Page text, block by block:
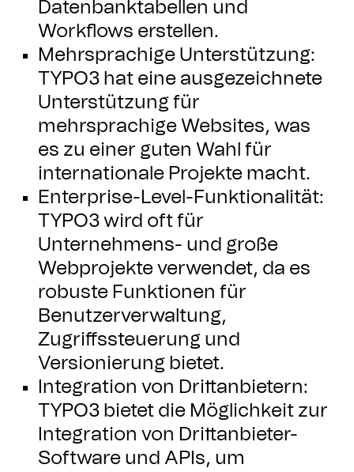
Datenbanktabellen und
Workflows erstellen.
Mehrsprachige Unterstützung:
TYPO3 hat eine ausgezeichnete
Unterstützung für
mehrsprachige Websites, was
es zu einer guten Wahl für
internationale Projekte macht.
Enterprise-Level-Funktionalität:
TYPO3 wird oft für
Unternehmens- und große
Webprojekte verwendet, da es
robuste Funktionen für
Benutzerverwaltung,
Zugriffssteuerung und
Versionierung bietet.
Integration von Drittanbietern:
TYPO3 bietet die Möglichkeit zur
Integration von Drittanbieter-
Software und APIs, um